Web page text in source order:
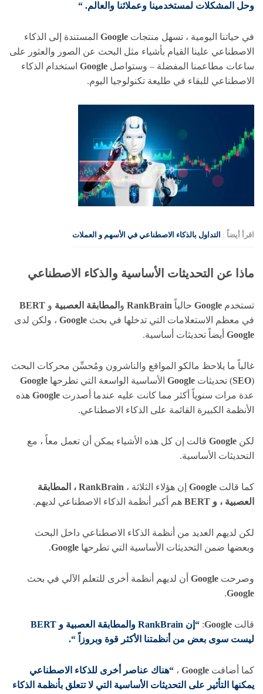
وحل المشكلات لمستخدمينا وعملائنا والعالم. “
في حياتنا اليومية ، تسهل منتجات Google المستندة إلى الذكاء
الاصطناعي علينا القيام بأشياء مثل البحث عن الصور والعثور على
ساعات مطاعمنا المفضلة – وستواصل Google استخدام الذكاء
الاصطناعي للبقاء في طليعة تكنولوجيا اليوم.
اقرأ أيضاً : التداول بالذكاء الاصطناعي في الأسهم و العملات
ماذا عن التحديثات الأساسية والذكاء الاصطناعي
تستخدم Google حالياً RankBrain و المطابقة العصبية و BERT
في معظم الاستعلامات التي تدخلها في بحث Google ، ولكن لدى
Google أيضاً تحديثات أساسية.
غالباً ما يلاحظ مالكو المواقع والناشرون ومُحسِّن محركات البحث
(
SEO) تحديثات Google الأساسية الواسعة التي تطرحها Google
عدة مرات سنوياً أكثر مما كانت عليه عندما أصدرت Google هذه
الأنظمة الكبيرة القائمة على الذكاء الاصطناعي.
لكن Google قالت إن كل هذه الأشياء يمكن أن تعمل معاً ، مع
التحديثات الأساسية.
كما قالت Google إن هؤلاء الثلاثة ،
RankBrain ، المطابقة
العصبية ، و BERT
هم أكبر أنظمة الذكاء الاصطناعي لديهم.
لكن لديهم العديد من أنظمة الذكاء الاصطناعي داخل البحث
وبعضها ضمن التحديثات الأساسية التي تطرحها Google
.
وصرحت Google أن لديهم أنظمة أخرى للتعلم الآلي في بحث
Google
.
قالت Google
:
“إن RankBrain والمطابقة العصبية و BERT
ليست سوى بعض من أنظمتنا الأكثر قوة وبروزاً “.
كما أضافت Google ، “هناك عناصر أخرى للذكاء الاصطناعي
يمكنها التأثير على التحديثات الأساسية التي لا تتعلق بأنظمة الذكاء